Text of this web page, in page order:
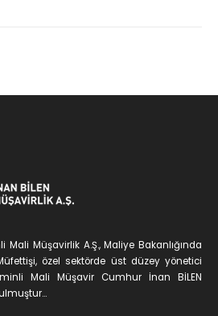
Müşavirlik A.Ş., Maliye Bakanlığında
özel sektörde üst düzey yönetici
Mali Müşavir Cumhur İnan BİLEN